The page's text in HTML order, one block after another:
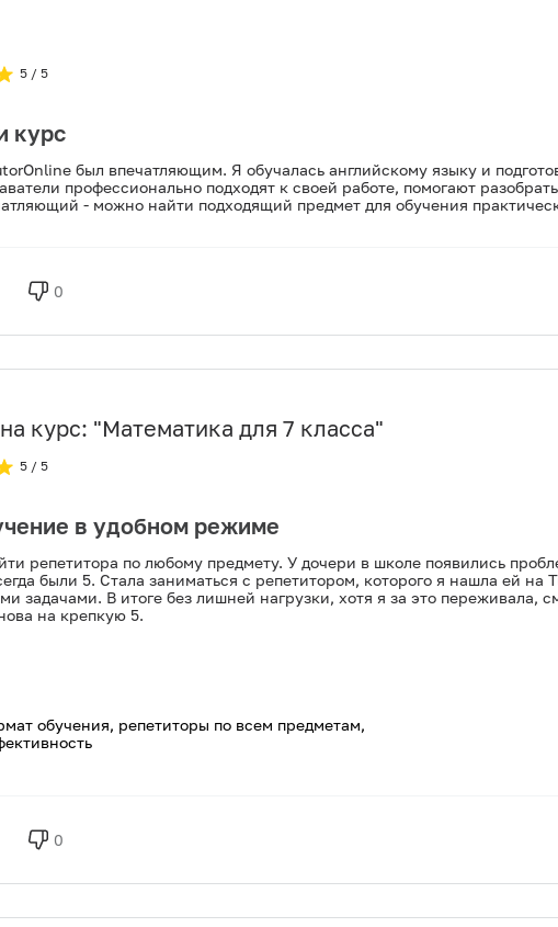
5 / 5
курс
был впечатляющим. Я обучалась английскому языку и
профессионально подходят к своей работе, помогают
- можно найти подходящий предмет для обучения
0
курс: "Математика для 7 класса"
5 / 5
в удобном режиме
репетитора по любому предмету. У дочери в школе появились
были 5. Стала заниматься с репетитором, которого я нашла ей
задачами. В итоге без лишней нагрузки, хотя я за это переживала,
на крепкую 5.
обучения, репетиторы по всем предметам,
0